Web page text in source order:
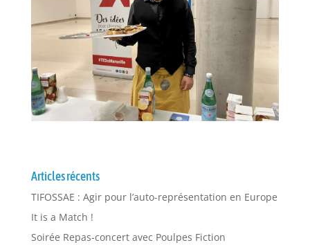
Articles récents
TIFOSSAE : Agir pour l’auto-représentation en Europe
It is a Match !
Soirée Repas-concert avec Poulpes Fiction